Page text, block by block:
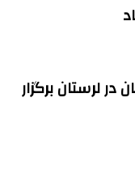
لرستان برگزار